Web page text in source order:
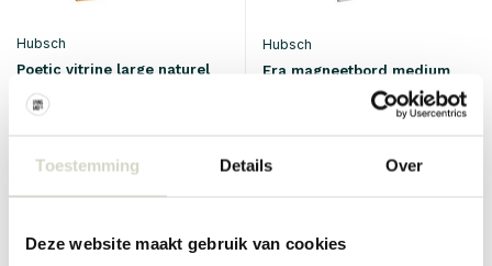
Toestemming Details Over
Deze website maakt gebruik van cookies
Hubsch
Poetic vitrine large naturel
Incl. btw
Hubsch
Era magneetbord medium
• Op voorraad